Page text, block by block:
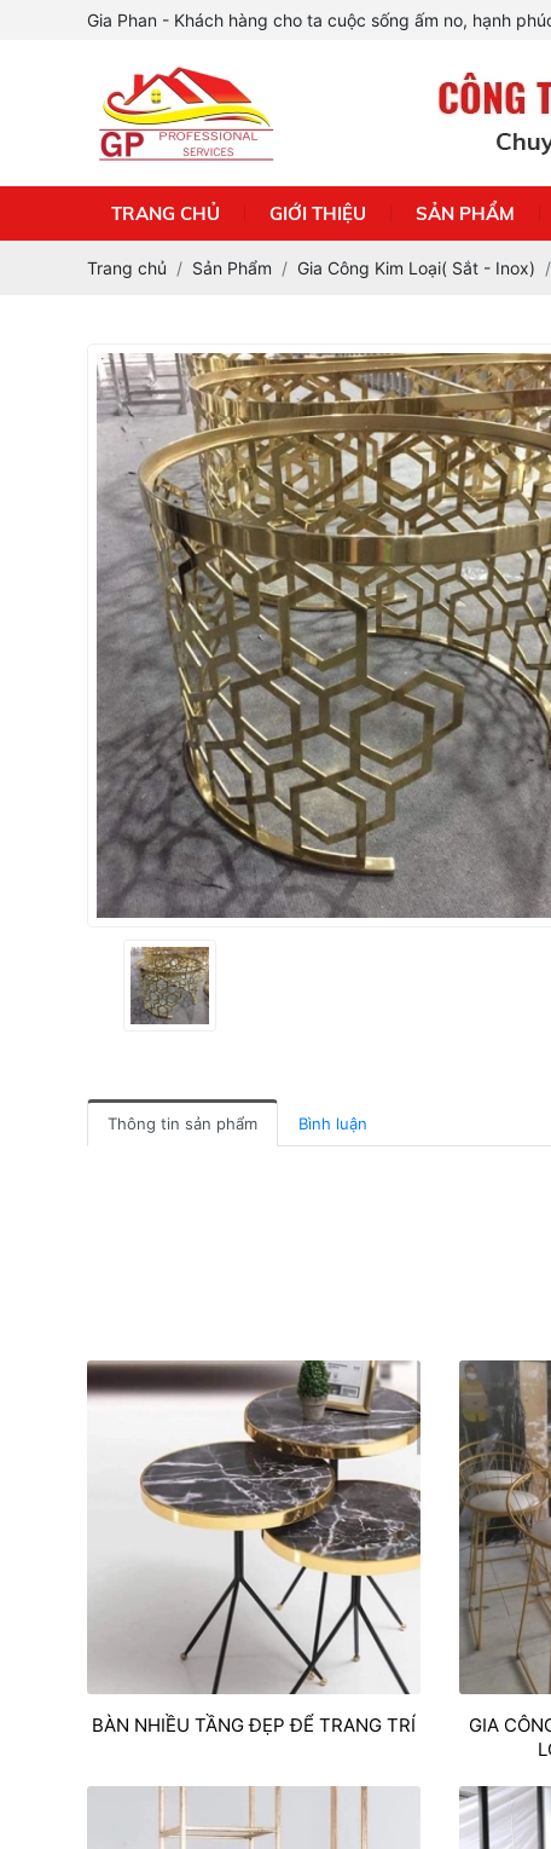
Gia Phan - Khách hàng cho ta cuộc sống ấm no, hạnh
TRANG CHỦ GIỚI THIỆU SẢN PHẨM
Trang chủ Sản Phẩm Gia Công Kim Loại( Sắt - Inox)
Thông tin sản phẩm Bình luận
BÀN NHIỀU TẦNG ĐẸP ĐỂ TRANG TRÍ
GIA